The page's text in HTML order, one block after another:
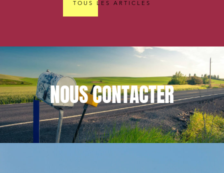
TOUS LES ARTICLES
NOUSCONTACTER